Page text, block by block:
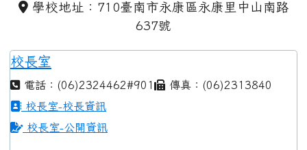
學校地址：710臺南市永康區永康里中山南路
637號
校長室
電話：(06)2324462#901
傳真：(06)2313840
校長室-校長資訊
校長室-公開資訊